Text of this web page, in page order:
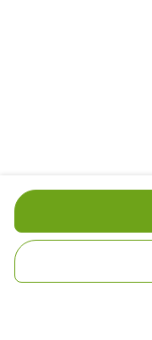
Ingrediënten